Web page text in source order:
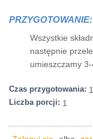
PRZYGOTOWANIE:
Wszystkie
następnie
umieszczamy 3-
Czas przygotowania:
Liczba porcji: 1